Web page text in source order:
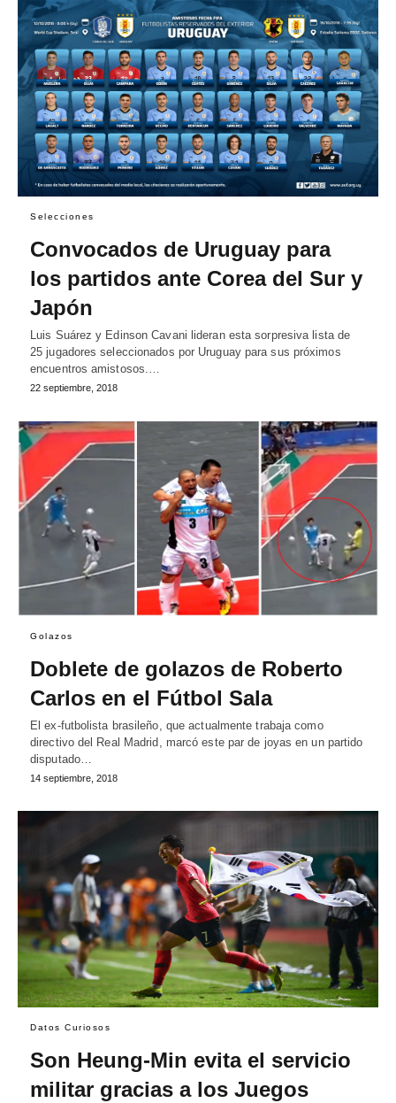
Selecciones
Convocados de Uruguay para
los partidos ante Corea del Sur y
Japón
Luis Suárez y Edinson Cavani lideran esta sorpresiva lista de
25 jugadores seleccionados por Uruguay para sus próximos
encuentros amistosos.…
22 septiembre, 2018
Golazos
Doblete de golazos de Roberto
Carlos en el Fútbol Sala
El ex-futbolista brasileño, que actualmente trabaja como
directivo del Real Madrid, marcó este par de joyas en un partido
disputado…
14 septiembre, 2018
Datos Curiosos
Son Heung-Min evita el servicio
militar gracias a los Juegos